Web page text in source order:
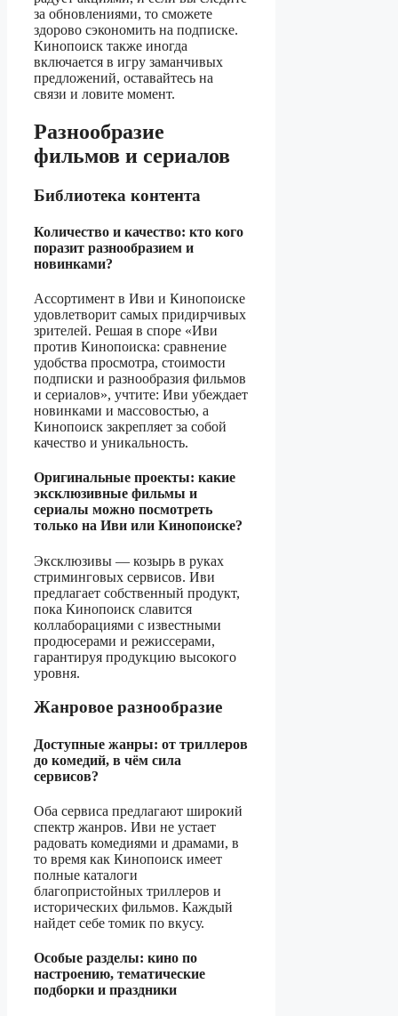
за обновлениями, то сможете
здорово сэкономить на подписке.
Кинопоиск также иногда
включается в игру заманчивых
предложений, оставайтесь на
связи и ловите момент.
Разнообразие
фильмов и сериалов
Библиотека контента
Количество и качество: кто кого
поразит разнообразием и
новинками?
Ассортимент в Иви и Кинопоиске
удовлетворит самых придирчивых
зрителей. Решая в споре «Иви
против Кинопоиска: сравнение
удобства просмотра, стоимости
подписки и разнообразия фильмов
и сериалов», учтите: Иви убеждает
новинками и массовостью, а
Кинопоиск закрепляет за собой
качество и уникальность.
Оригинальные проекты: какие
эксклюзивные фильмы и
сериалы можно посмотреть
только на Иви или Кинопоиске?
Эксклюзивы — козырь в руках
стриминговых сервисов. Иви
предлагает собственный продукт,
пока Кинопоиск славится
коллаборациями с известными
продюсерами и режиссерами,
гарантируя продукцию высокого
уровня.
Жанровое разнообразие
Доступные жанры: от триллеров
до комедий, в чём сила
сервисов?
Оба сервиса предлагают широкий
спектр жанров. Иви не устает
радовать комедиями и драмами, в
то время как Кинопоиск имеет
полные каталоги
благопристойных триллеров и
исторических фильмов. Каждый
найдет себе томик по вкусу.
Особые разделы: кино по
настроению, тематические
подборки и праздники